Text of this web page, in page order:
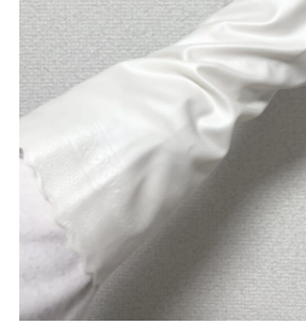
肘手前ほどの長さがあるので、
ません✨